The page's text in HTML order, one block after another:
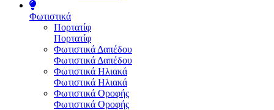
Φωτιστικά
Πορτατίφ
Πορτατίφ
Φωτιστικά Δαπέδου
Φωτιστικά Δαπέδου
Φωτιστικά Ηλιακά
Φωτιστικά Ηλιακά
Φωτιστικά Οροφής
Φωτιστικά Οροφής